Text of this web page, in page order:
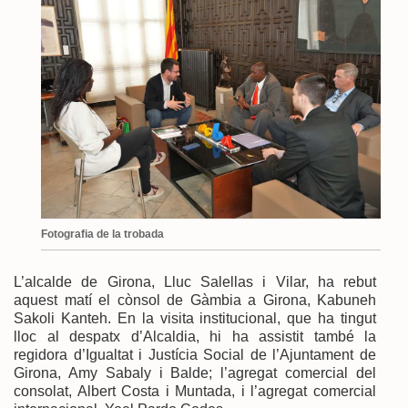
Fotografia de la trobada
L’alcalde de Girona, Lluc Salellas i Vilar, ha rebut
aquest matí el cònsol de Gàmbia a Girona, Kabuneh
Sakoli Kanteh. En la visita institucional, que ha tingut
lloc al despatx d’Alcaldia, hi ha assistit també la
regidora d’Igualtat i Justícia Social de l’Ajuntament de
Girona, Amy Sabaly i Balde; l’agregat comercial del
consolat, Albert Costa i Muntada, i l’agregat comercial